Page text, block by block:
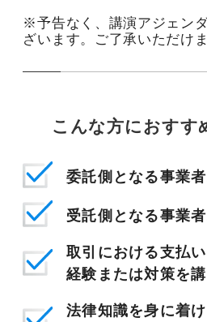
※予告なく、講演アジェン
ざいます。ご了承いただけ
こんな方におすす
委託側となる事業
受託側となる事業
取引における支払
経験または対策を
法律知識を身に着